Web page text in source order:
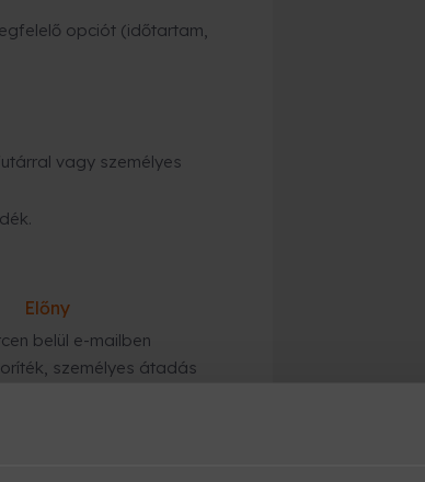
opciót (időtartam,
vagy személyes
Előny
belül e-mailben
személyes átadás
vagy átveheted